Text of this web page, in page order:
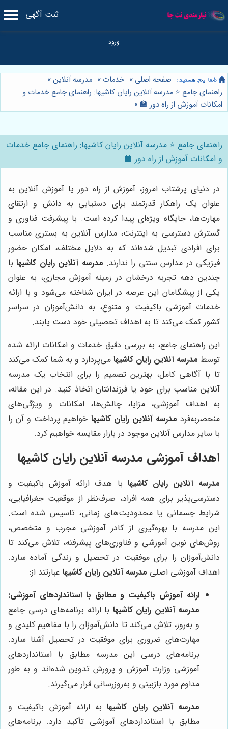
ثبت آگهی
صفحه اصلی » خدمات » مدرسه آنلاین»
راهنمای جامع ⭐️ مدرسه آنلاین رایان کاشیها: راهنمای جامع خدمات و
امکانات آموزش از راه دور 🏫 »
راهنمای جامع ⭐️ مدرسه آنلاین رایان کاشیها: راهنمای جامع خدمات
و امکانات آموزش از راه دور 🏫
در دنیای پرشتاب امروز، آموزش از راه دور یا آموزش آنلاین به
عنوان یک راهکار قدرتمند برای دستیابی به دانش و ارتقای
مهارت‌ها، جایگاه ویژه‌ای پیدا کرده است. با پیشرفت فناوری و
گسترش دسترسی به اینترنت، مدارس آنلاین به بستری مناسب
برای افرادی تبدیل شده‌اند که به دلایل مختلف، امکان حضور
فیزیکی در مدارس سنتی را ندارند. مدرسه آنلاین رایان کاشیهابا
چندین دهه تجربه درخشان در زمینه آموزش مجازی، به عنوان
یکی از پیشگامان این عرصه در ایران شناخته می‌شود و با ارائه
خدمات آموزشی باکیفیت و متنوع، به دانش‌آموزان در سراسر
کشور کمک می‌کند تا به اهداف تحصیلی خود دست یابند.
این راهنمای جامع، به بررسی دقیق خدمات و امکانات ارائه شده
توسط مدرسه آنلاین رایان کاشیها می‌پردازد و به شما کمک می‌کند
تا با آگاهی کامل، بهترین تصمیم را برای انتخاب یک مدرسه
آنلاین مناسب برای خود یا فرزندانتان اتخاذ کنید. در این مقاله،
به اهداف آموزشی، مزایا، چالش‌ها، امکانات و ویژگی‌های
منحصربه‌فرد مدرسه آنلاین رایان کاشیها خواهیم پرداخت و آن را
با سایر مدارس آنلاین موجود در بازار مقایسه خواهیم کرد.
اهداف آموزشی مدرسه آنلاین رایان کاشیها
مدرسه آنلاین رایان کاشیها با هدف ارائه آموزش باکیفیت و
دسترسی‌پذیر برای همه افراد، صرف‌نظر از موقعیت جغرافیایی،
شرایط جسمانی یا محدودیت‌های زمانی، تاسیس شده است.
این مدرسه با بهره‌گیری از کادر آموزشی مجرب و متخصص،
روش‌های نوین آموزشی و فناوری‌های پیشرفته، تلاش می‌کند تا
دانش‌آموزان را برای موفقیت در تحصیل و زندگی آماده سازد.
اهداف آموزشی اصلی مدرسه آنلاین رایان کاشیها عبارتند از:
ارائه آموزش باکیفیت و مطابق با استانداردهای آموزشی:
مدرسه آنلاین رایان کاشیها با ارائه برنامه‌های درسی جامع
و به‌روز، تلاش می‌کند تا دانش‌آموزان را با مفاهیم کلیدی و
مهارت‌های ضروری برای موفقیت در تحصیل آشنا سازد.
برنامه‌های درسی این مدرسه مطابق با استانداردهای
آموزشی وزارت آموزش و پرورش تدوین شده‌اند و به طور
مداوم مورد بازبینی و به‌روزرسانی قرار می‌گیرند.
مدرسه آنلاین رایان کاشیهابه ارائه آموزش باکیفیت و
مطابق با استانداردهای آموزشی تأکید دارد. برنامه‌های